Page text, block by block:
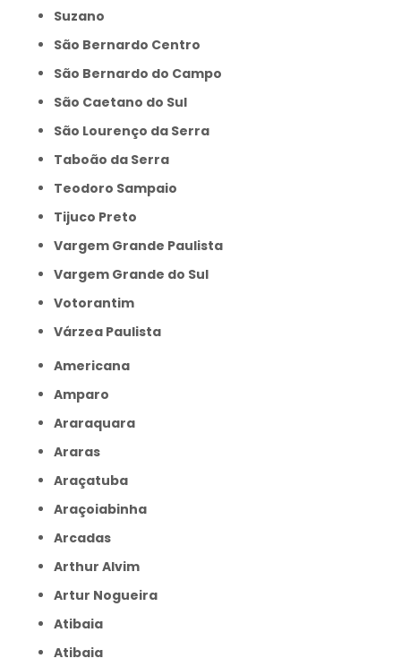
Suzano
São Bernardo Centro
São Bernardo do Campo
São Caetano do Sul
São Lourenço da Serra
Taboão da Serra
Teodoro Sampaio
Tijuco Preto
Vargem Grande Paulista
Vargem Grande do Sul
Votorantim
Várzea Paulista
Americana
Amparo
Araraquara
Araras
Araçatuba
Araçoiabinha
Arcadas
Arthur Alvim
Artur Nogueira
Atibaia
Atibaia